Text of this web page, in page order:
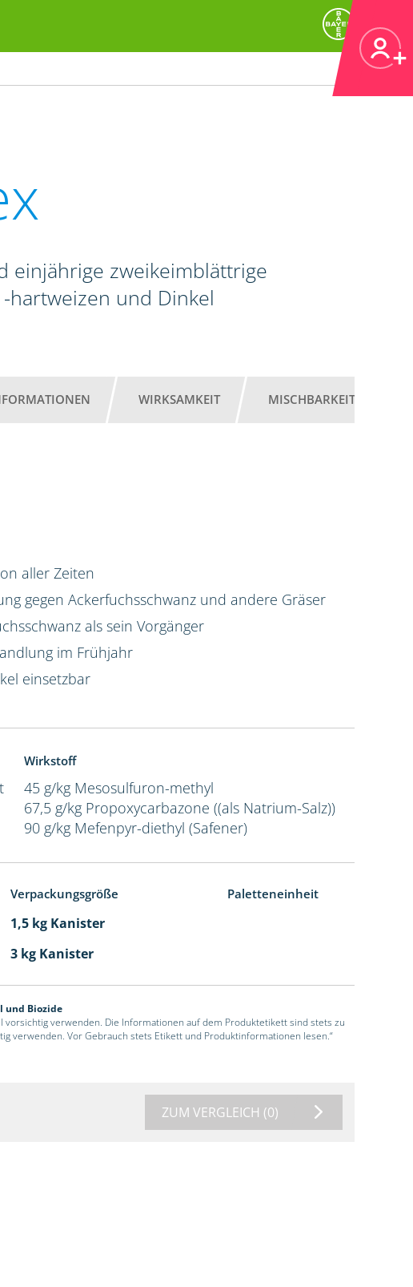
einjährige zweikeimblättrige
hartweizen und Dinkel
WIRKSAMKEIT MISCHBARKEIT
aller Zeiten
gegen Ackerfuchsschwanz und andere Gräser
als sein Vorgänger
im Frühjahr
einsetzbar
Wirkstoff
45 g/kg Mesosulfuron-methyl
67,5 g/kg Propoxycarbazone ((als Natrium-Salz))
90 g/kg Mefenpyr-diethyl (Safener)
Verpackungsgröße Paletteneinheit
1,5 kg Kanister
3 kg Kanister
und Biozide
vorsichtig verwenden. Die Informationen auf dem Produktetikett sind stets zu
verwenden. Vor Gebrauch stets Etikett und Produktinformationen lesen.“
ZUM VERGLEICH (0)